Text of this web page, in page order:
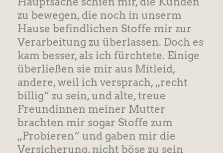
zu bewegen, die noch in unserm
Hause befindlichen Stoffe mir zur
Verarbeitung zu überlassen. Doch es
kam besser, als ich fürchtete. Einige
überließen sie mir aus Mitleid,
andere, weil ich versprach, „recht
billig“ zu sein, und alte, treue
Freundinnen meiner Mutter
brachten mir sogar Stoffe zum
„Probieren“ und gaben mir die
Versicherung, nicht böse zu sein